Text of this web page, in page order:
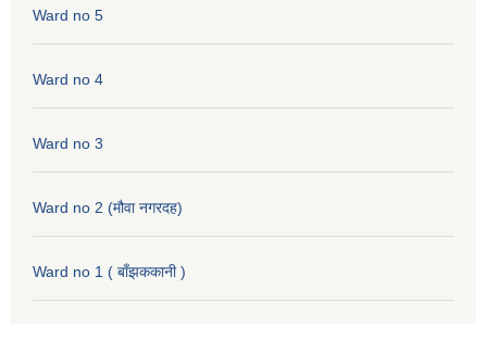
Ward no 5
Ward no 4
Ward no 3
Ward no 2 (मौवा नगरदह)
Ward no 1 ( बाँझककानी )